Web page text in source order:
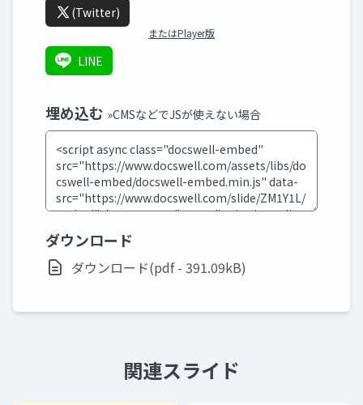
(Twitter)
またはPlayer版
LINE
埋め込む »CMSなどでJSが使えない場合
ダウンロード
ダウンロード(pdf - 391.09kB)
関連スライド